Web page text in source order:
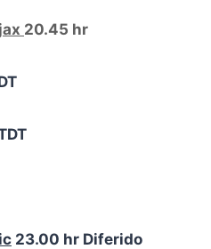
20.45 hr
23.00 hr Diferido